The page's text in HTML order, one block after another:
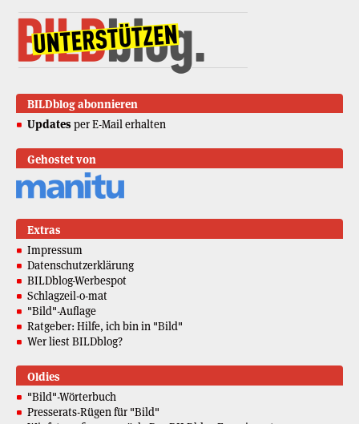
Gehostet von
Extras
Impressum
BILDblog-Werbespot
Schlagzeil-o-mat
"Bild"-Auflage
Ratgeber: Hilfe, ich bin in "Bild"
Wer liest BILDblog?
"Bild"-Wörterbuch
Presserats-Rügen für "Bild"
Wir fotografieren zurück: Das BILDblog-Experiment
Advent 2006: BILDblog-Adventskalender
Advent 2007: BILDblogger für einen Tag
Weihnachten 2008: BILDblog vor 40 Jahren
Advent 2011: BILDblog classics
Archiv
August 2026